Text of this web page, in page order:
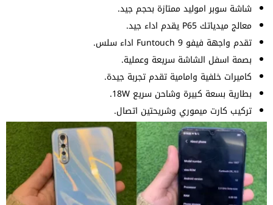
شاشة سوبر اموليد ممتازة بحجم جيد.
معالج ميدياتك P65 يقدم اداء جيد.
تقدم واجهة فيفو Funtouch 9 اداء سلس.
بصمة اسفل الشاشة سريعة وعملية.
كاميرات خلفية وامامية تقدم تجربة جيدة.
بطارية بسعة كبيرة وشاحن سريع 18W.
تركيب كارت ميموري وشريحتين اتصال.